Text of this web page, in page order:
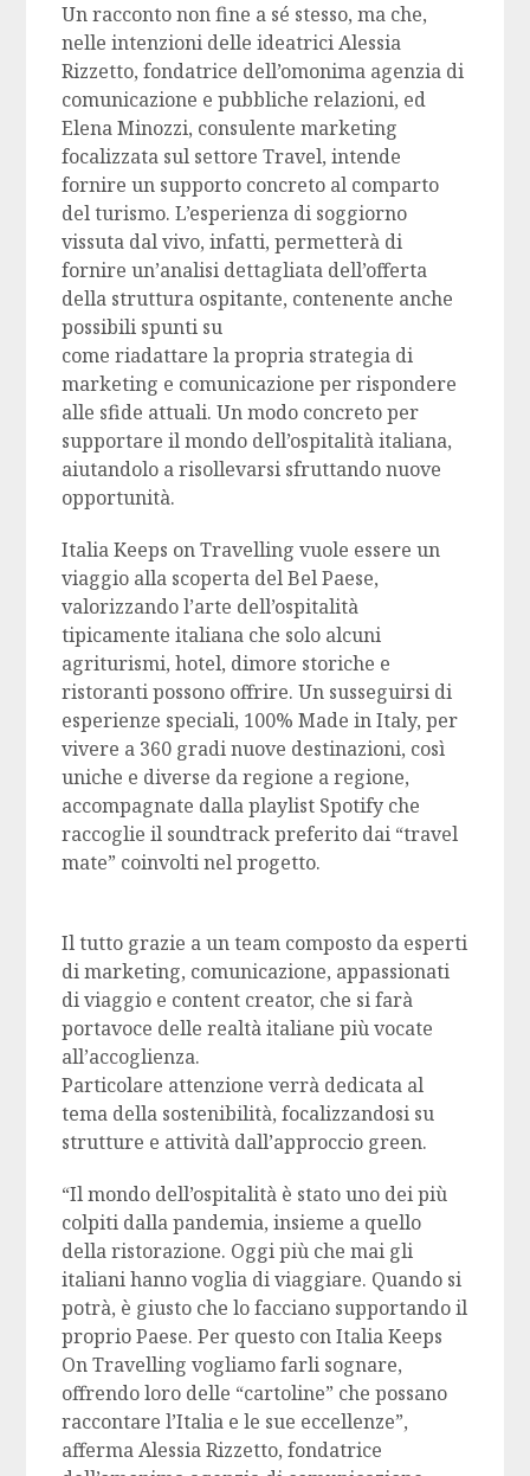
Un racconto non fine a sé stesso, ma che,
nelle intenzioni delle ideatrici Alessia
Rizzetto, fondatrice dell’omonima agenzia di
comunicazione e pubbliche relazioni, ed
Elena Minozzi, consulente marketing
focalizzata sul settore Travel, intende
fornire un supporto concreto al comparto
del turismo. L’esperienza di soggiorno
vissuta dal vivo, infatti, permetterà di
fornire un’analisi dettagliata dell’offerta
della struttura ospitante, contenente anche
possibili spunti su
come riadattare la propria strategia di
marketing e comunicazione per rispondere
alle sfide attuali. Un modo concreto per
supportare il mondo dell’ospitalità italiana,
aiutandolo a risollevarsi sfruttando nuove
opportunità.
Italia Keeps on Travelling vuole essere un
viaggio alla scoperta del Bel Paese,
valorizzando l’arte dell’ospitalità
tipicamente italiana che solo alcuni
agriturismi, hotel, dimore storiche e
ristoranti possono offrire. Un susseguirsi di
esperienze speciali, 100% Made in Italy, per
vivere a 360 gradi nuove destinazioni, così
uniche e diverse da regione a regione,
accompagnate dalla playlist Spotify che
raccoglie il soundtrack preferito dai “travel
mate” coinvolti nel progetto.
Il tutto grazie a un team composto da esperti
di marketing, comunicazione, appassionati
di viaggio e content creator, che si farà
portavoce delle realtà italiane più vocate
all’accoglienza.
Particolare attenzione verrà dedicata al
tema della sostenibilità, focalizzandosi su
strutture e attività dall’approccio green.
“Il mondo dell’ospitalità è stato uno dei più
colpiti dalla pandemia, insieme a quello
della ristorazione. Oggi più che mai gli
italiani hanno voglia di viaggiare. Quando si
potrà, è giusto che lo facciano supportando il
proprio Paese. Per questo con Italia Keeps
On Travelling vogliamo farli sognare,
offrendo loro delle “cartoline” che possano
raccontare l’Italia e le sue eccellenze”,
afferma Alessia Rizzetto, fondatrice